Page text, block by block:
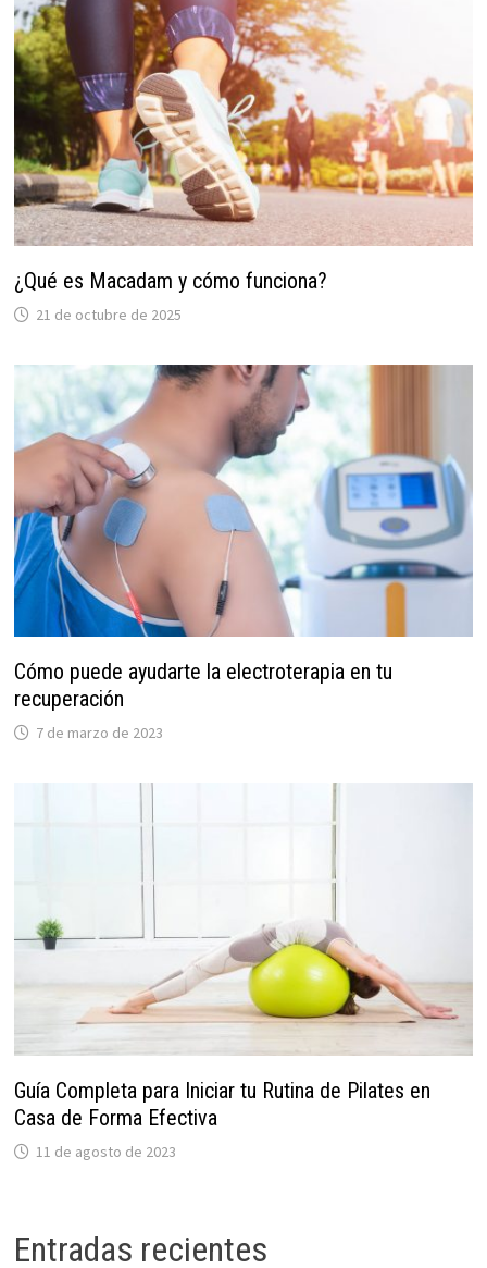
¿Qué es Macadam y cómo funciona?
21 de octubre de 2025
Cómo puede ayudarte la electroterapia en tu
recuperación
7 de marzo de 2023
Guía Completa para Iniciar tu Rutina de Pilates en
Casa de Forma Efectiva
11 de agosto de 2023
Entradas recientes